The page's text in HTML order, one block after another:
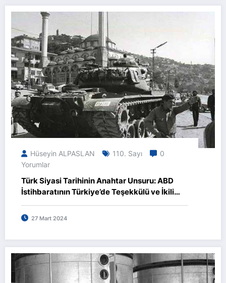
Hüseyin ALPASLAN 110. Sayı
0
Yorumlar
Türk Siyasi Tarihinin Anahtar Unsuru: ABD
İstihbaratının Türkiye’de Teşekkülü ve İkili
Antlaşmalar
27 Mart 2024